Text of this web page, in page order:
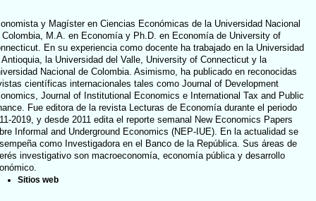
y Magíster en Ciencias Económicas de la Universidad Nacional
Colombia, M.A. en Economía y Ph.D. en Economía de University of
En su experiencia como docente ha trabajado en la Universidad
Antioquia, la Universidad del Valle, University of Connecticut y la
Nacional de Colombia. Asimismo, ha publicado en reconocidas
científicas internacionales tales como Journal of Development
Journal of Institutional Economics e International Tax and Public
Fue editora de la revista Lecturas de Economía durante el periodo
2019, y desde 2011 edita el reporte semanal New Economics Papers
Informal and Underground Economics (NEP-IUE). En la actualidad se
como Investigadora en el Banco de la República. Sus áreas de
investigativo son macroeconomía, economía pública y desarrollo
Sitios web